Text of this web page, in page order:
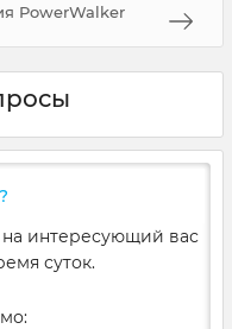
PowerWalker
интересующий вас
суток.